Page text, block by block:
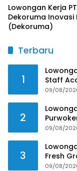
Lowongan Kerja PT
Dekoruma Inovasi
(Dekoruma)
Terbaru
1
Staff
09/08/
2
09/08/
3
Fresh
09/08/